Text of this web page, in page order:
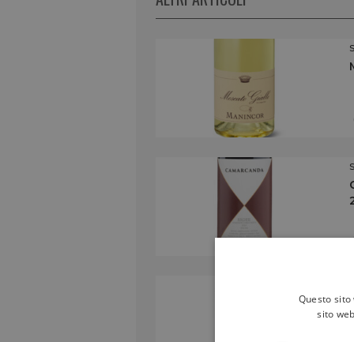
Questo
sito